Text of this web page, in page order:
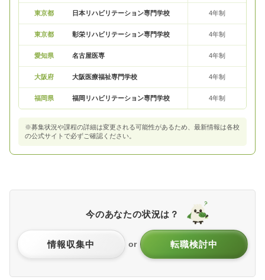
東京都 日本リハビリテーション専門学校 4年制
東京都 彰栄リハビリテーション専門学校 4年制
愛知県 名古屋医専 4年制
大阪府 大阪医療福祉専門学校 4年制
福岡県 福岡リハビリテーション専門学校 4年制
※募集状況や課程の詳細は変更される可能性があるため、最新情報は各校
の公式サイトで必ずご確認ください。
今のあなたの状況は？
情報収集中 or 転職検討中